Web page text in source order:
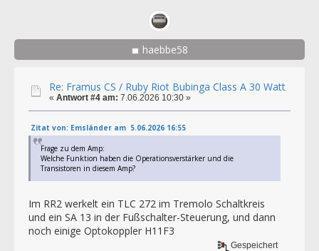
haebbe58
Re: Framus CS / Ruby Riot Bubinga Class A 30 Watt
« Antwort #4 am: 7.06.2026 10:30 »
Zitat von: Emsländer am 5.06.2026 16:55
Frage zu dem Amp:
Welche Funktion haben die Operationsverstärker und die
Transistoren in diesem Amp?
Im RR2 werkelt ein TLC 272 im Tremolo Schaltkreis
und ein SA 13 in der Fußschalter-Steuerung, und dann
noch einige Optokoppler H11F3
Gespeichert